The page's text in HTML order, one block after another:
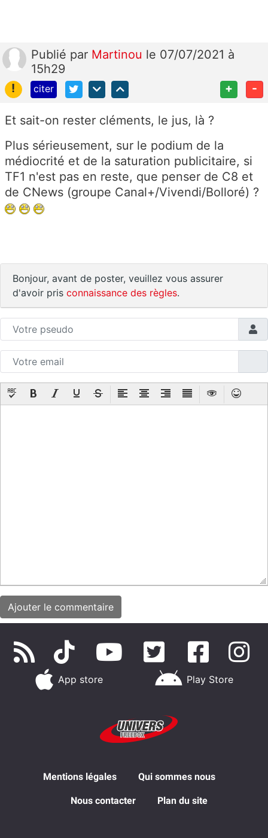
Publié par Martinou le 07/07/2021 à
15h29
!
citer + -
Et sait-on rester cléments, le jus, là ?
Plus sérieusement, sur le podium de la
médiocrité et de la saturation publicitaire, si
TF1 n'est pas en reste, que penser de C8 et
de CNews (groupe Canal+/Vivendi/Bolloré) ?
Bonjour, avant de poster, veuillez vous assurer
d'avoir pris connaissance des règles.
App store Play Store
Mentions légales Qui sommes nous
Nous contacter Plan du site